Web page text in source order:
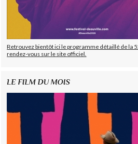
Retrouvez bientôt ici le programme détaillé de la
rendez-vous sur le site officiel.
LE FILM DU MOIS